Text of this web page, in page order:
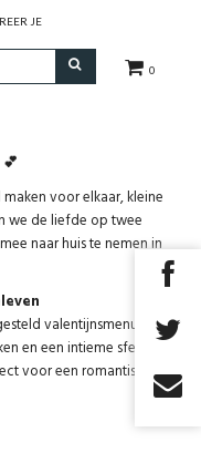
0
JE
voor elkaar, kleine
we de liefde op twee
naar huis te nemen in
valentijnsmenu. Een
en een intieme sfeer
voor een romantisch